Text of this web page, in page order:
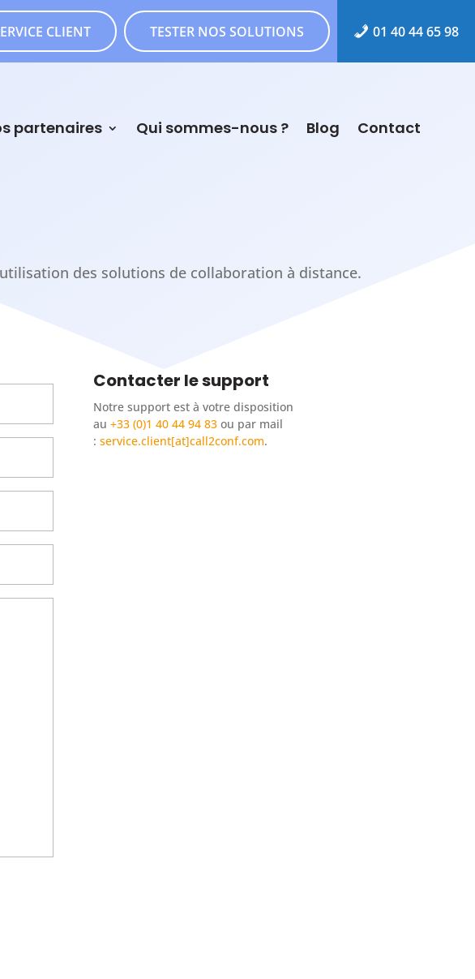
CLIENT TESTER NOS SOLUTIONS 01 40 44 65 98
partenaires Qui sommes-nous ? Blog Contact
des solutions de collaboration à distance.
Contacter le support
Notre support est à votre disposition
au +33 (0)1 40 44 94 83ou par mail
: service.client[at]call2conf.com.